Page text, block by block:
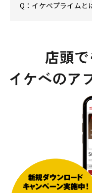
Q：イケベプライムと